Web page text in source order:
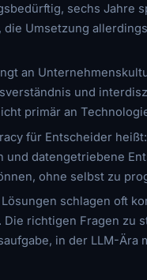
sechs Jahre
die Umsetzung
an
und
primär an
für Entscheider
und datengetriebene
ohne selbst zu
schlagen oft
Die richtigen Fragen zu
in der LLM-Ära